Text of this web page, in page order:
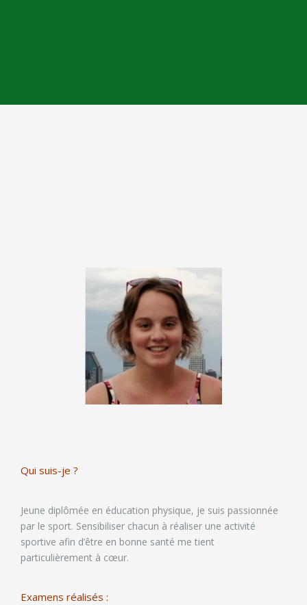
Qui suis-je ?
Jeune diplômée en éducation physique, je suis passionnée
par le sport. Sensibiliser chacun à réaliser une activité
sportive afin d’être en bonne santé me tient
particulièrement à cœur.
Examens réalisés :